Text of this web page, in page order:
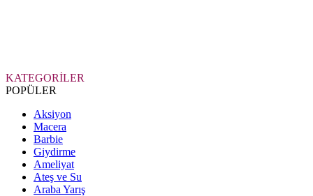
KATEGORİLER
POPÜLER
Aksiyon
Macera
Barbie
Giydirme
Ameliyat
Ateş ve Su
Araba Yarış